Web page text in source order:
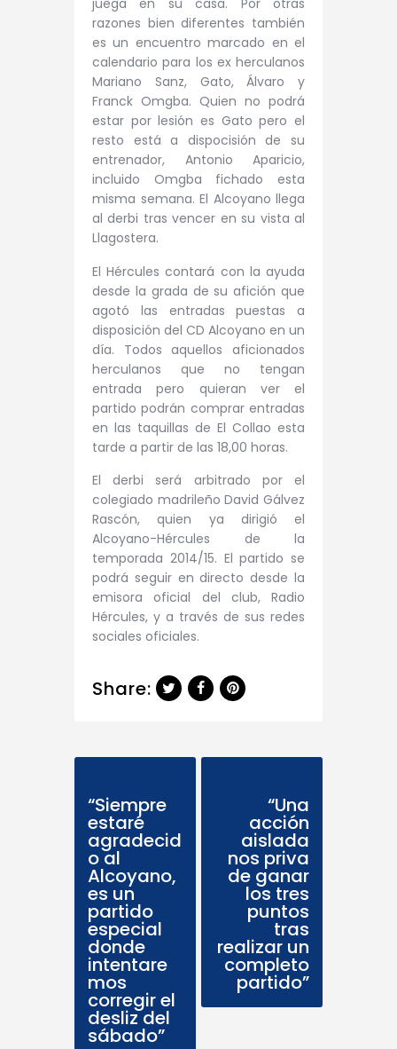
juega en su casa. Por otras
razones bien diferentes también
es un encuentro marcado en el
calendario para los ex herculanos
Mariano Sanz, Gato, Álvaro y
Franck Omgba. Quien no podrá
estar por lesión es Gato pero el
resto está a dispocisión de su
entrenador, Antonio Aparicio,
incluido Omgba fichado esta
misma semana. El Alcoyano llega
al derbi tras vencer en su vista al
Llagostera.
El Hércules contará con la ayuda
desde la grada de su afición que
agotó las entradas puestas a
disposición del CD Alcoyano en un
día. Todos aquellos aficionados
herculanos que no tengan
entrada pero quieran ver el
partido podrán comprar entradas
en las taquillas de El Collao esta
tarde a partir de las 18,00 horas.
El derbi será arbitrado por el
colegiado madrileño David Gálvez
Rascón, quien ya dirigió el
Alcoyano-Hércules de la
temporada 2014/15. El partido se
podrá seguir en directo desde la
emisora oficial del club, Radio
Hércules, y a través de sus redes
sociales oficiales.
Share:
“Siempre
estaré
agradecid
o al
Alcoyano,
es un
partido
especial
donde
intentare
mos
corregir el
desliz del
sábado”
“Una
acción
aislada
nos priva
de ganar
los tres
puntos
tras
realizar un
completo
partido”